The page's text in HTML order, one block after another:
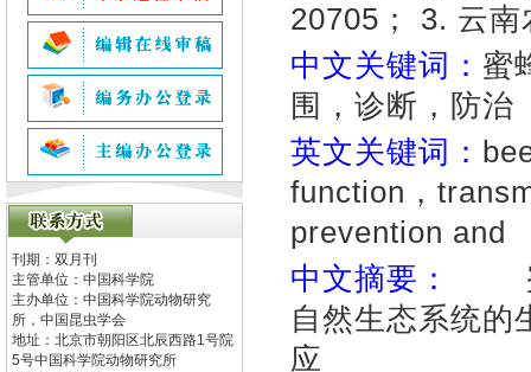
刊期：双月刊
主管单位： 中国科学院
主办单位： 中国科学院动物研究
所，中国昆虫学会
地址： 北京市朝阳区北辰西路1号院
5号中国科学院动物研究所
20705； 3. 云
中文关键词： 蜜
围，诊断，防治
英文关键词：
function，
prevention and
中文摘要：
蜜
自然生态系统的
应